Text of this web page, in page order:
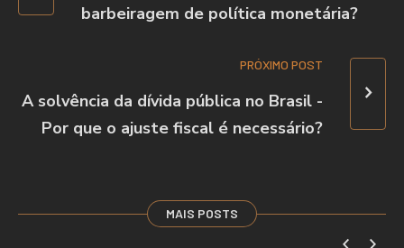
barbeiragem de política monetária?
PRÓXIMO POST
A solvência da dívida pública no Brasil -
Por que o ajuste fiscal é necessário?
MAIS POSTS